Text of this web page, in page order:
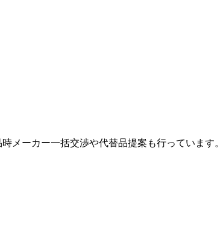
メーカー一括交渉や代替品提案も行っています。